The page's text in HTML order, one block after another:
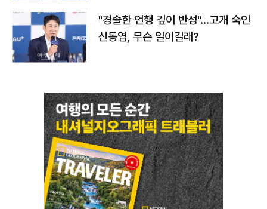
"경솔한 언행 깊이 반성"…고개 숙인
신동엽, 무슨 일이길래?